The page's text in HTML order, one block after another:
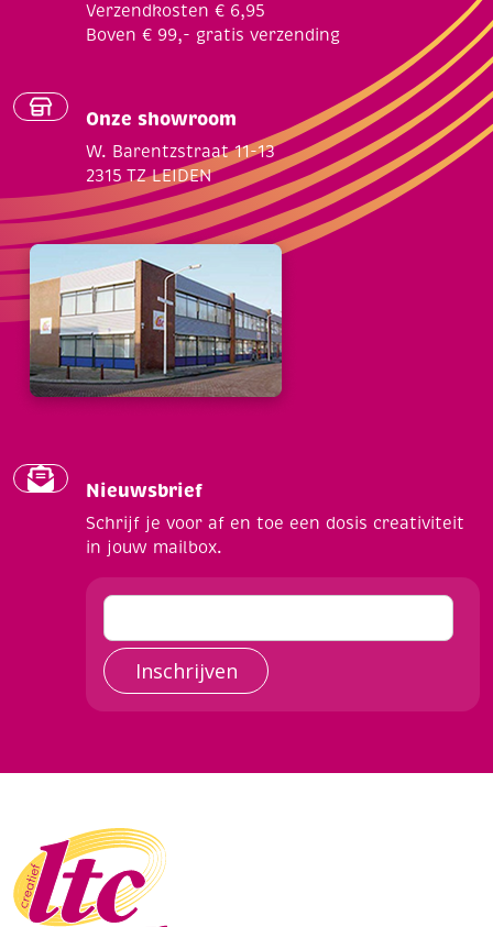
Verzendkosten € 6,95
Boven € 99,- gratis verzending
Onze showroom
W. Barentzstraat 11-13
2315 TZ LEIDEN
Nieuwsbrief
Schrijf je voor af en toe een dosis creativiteit
in jouw mailbox.
Inschrijven